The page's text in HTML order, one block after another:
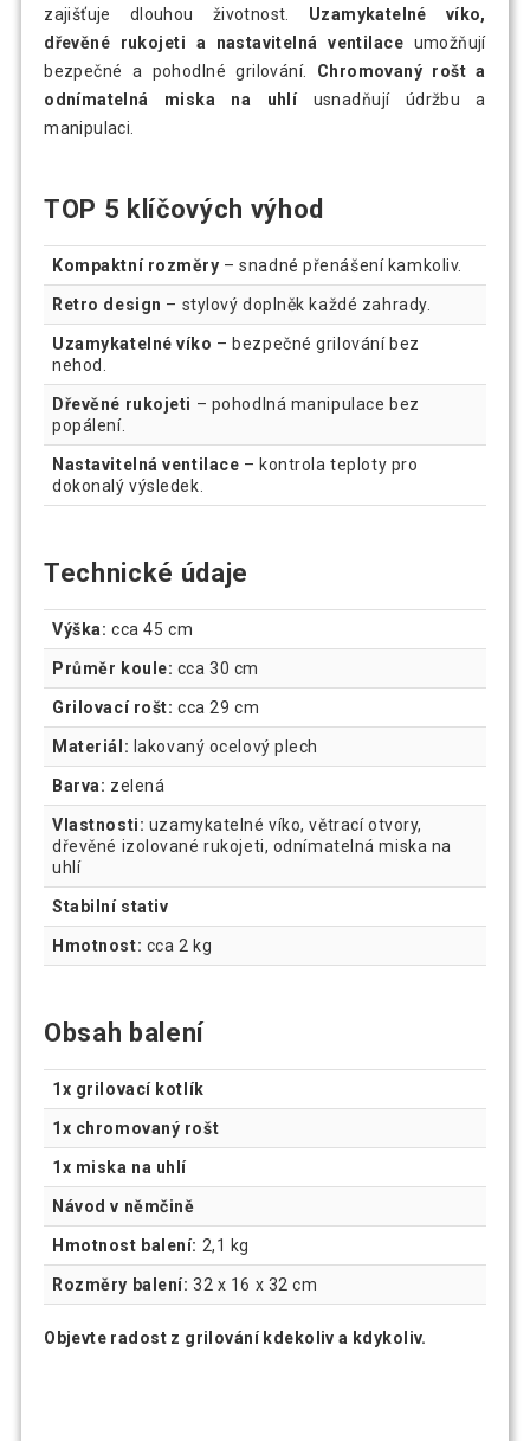
zajišťuje dlouhou životnost. Uzamykatelné víko,
dřevěné rukojeti a nastavitelná ventilaceumožňují
bezpečné a pohodlné grilování. Chromovaný rošt a
odnímatelná miska na uhlíusnadňují údržbu a
manipulaci.
TOP 5 klíčových výhod
Kompaktní rozměry – snadné přenášení kamkoliv.
Retro design – stylový doplněk každé zahrady.
Uzamykatelné víko – bezpečné grilování bez
nehod.
Dřevěné rukojeti – pohodlná manipulace bez
popálení.
Nastavitelná ventilace – kontrola teploty pro
dokonalý výsledek.
Technické údaje
Výška: cca 45 cm
Průměr koule: cca 30 cm
Grilovací rošt: cca 29 cm
Materiál: lakovaný ocelový plech
Barva: zelená
Vlastnosti: uzamykatelné víko, větrací otvory,
dřevěné izolované rukojeti, odnímatelná miska na
uhlí
Stabilní stativ
Hmotnost: cca 2 kg
Obsah balení
1x grilovací kotlík
1x chromovaný rošt
1x miska na uhlí
Návod v němčině
Hmotnost balení: 2,1 kg
Rozměry balení: 32 x 16 x 32 cm
Objevte radost z grilování kdekoliv a kdykoliv.